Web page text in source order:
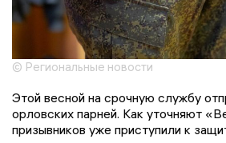
© Региональные новости
Этой весной на срочную службу
орловских парней. Как уточняют
призывников уже приступили к